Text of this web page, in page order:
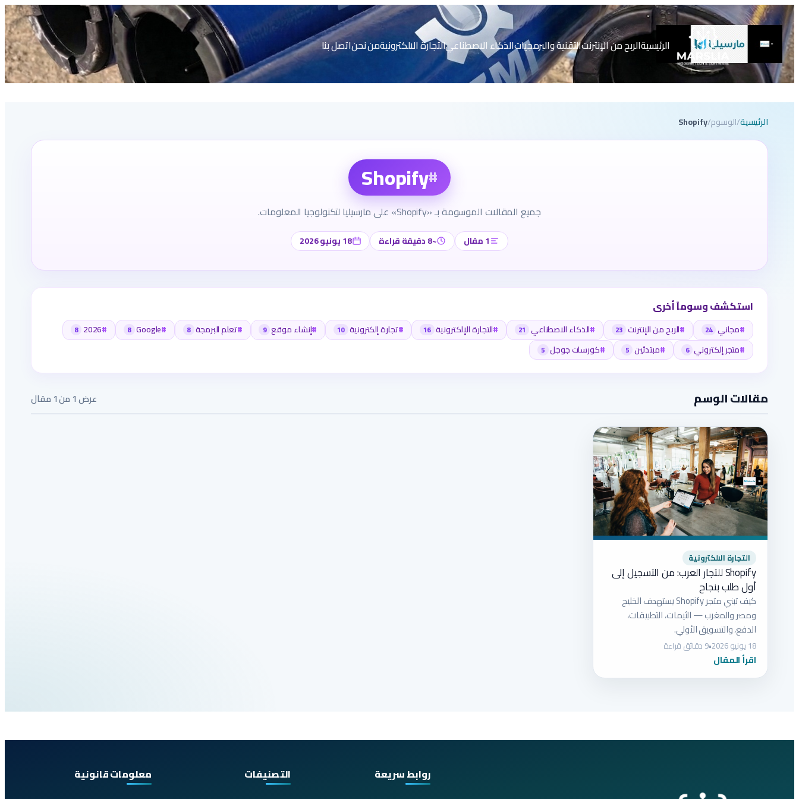
تخطى
إلى
المحتوى الرئيسيةالربح من الإنترنتالتقنية والبرمجياتالذكاء الاصطناعيالتجارة الالكترونيةمن نحناتصل بنا
الرئيسية/الوسوم/
Shopify
#
Shopify
جميع المقالات الموسومة بـ «Shopify» على مارسيليا لتكنولوجيا المعلومات.
1 مقال ~8 دقيقة قراءة 18 يونيو 2026
استكشف وسوماً أخرى
#مجاني 24
#الربح من الإنترنت 23
#الذكاء الاصطناعي 21
#التجارة الإلكترونية 16
#تجارة إلكترونية 10
#إنشاء موقع 9
#تعلم البرمجة 8
#
Google
8
#
2026
8
#متجر إلكتروني 6
#مبتدئين 5
#كورسات جوجل 5
مقالات الوسم عرض 1 من 1 مقال
التجارة الالكترونية
Shopify للتجار العرب: من التسجيل إلى
أول طلب بنجاح
كيف تبني متجر Shopify يستهدف الخليج
ومصر والمغرب — الثيمات، التطبيقات،
الدفع، والتسويق الأولي.
18 يونيو 2026 •9 دقائق قراءة
اقرأ المقال
روابط سريعة التصنيفات معلومات قانونية